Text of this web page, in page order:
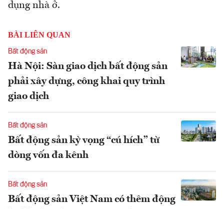
dụng nhà ở.
BÀI LIÊN QUAN
Bất động sản
Hà Nội: Sàn giao dịch bất động sản
phải xây dựng, công khai quy trình
giao dịch
Bất động sản
Bất động sản kỳ vọng “cú hích” từ
dòng vốn đa kênh
Bất động sản
Bất động sản Việt Nam có thêm động